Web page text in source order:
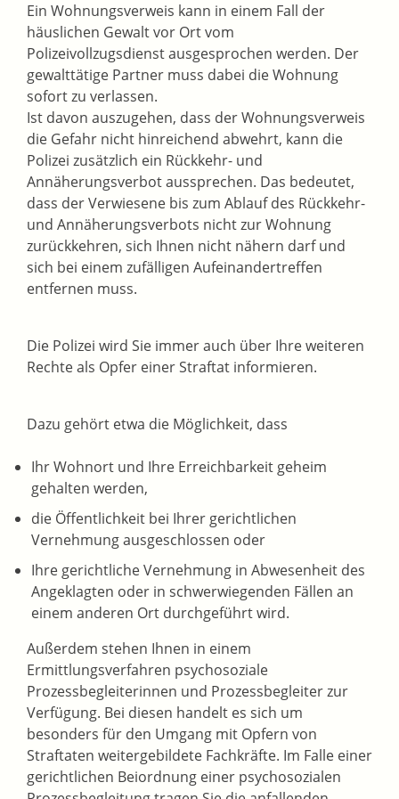
Ein Wohnungsverweis kann in einem Fall der
häuslichen Gewalt vor Ort vom
Polizeivollzugsdienst ausgesprochen werden. Der
gewalttätige Partner muss dabei die Wohnung
sofort zu verlassen.
Ist davon auszugehen, dass der Wohnungsverweis
die Gefahr nicht hinreichend abwehrt, kann die
Polizei zusätzlich ein Rückkehr- und
Annäherungsverbot aussprechen. Das bedeutet,
dass der Verwiesene bis zum Ablauf des Rückkehr-
und Annäherungsverbots nicht zur Wohnung
zurückkehren, sich Ihnen nicht nähern darf und
sich bei einem zufälligen Aufeinandertreffen
entfernen muss.
Die Polizei wird Sie immer auch über Ihre weiteren
Rechte als Opfer einer Straftat informieren.
Dazu gehört etwa die Möglichkeit, dass
Ihr Wohnort und Ihre Erreichbarkeit geheim
gehalten werden,
die Öffentlichkeit bei Ihrer gerichtlichen
Vernehmung ausgeschlossen oder
Ihre gerichtliche Vernehmung in Abwesenheit des
Angeklagten oder in schwerwiegenden Fällen an
einem anderen Ort durchgeführt wird.
Außerdem stehen Ihnen in einem
Ermittlungsverfahren psychosoziale
Prozessbegleiterinnen und Prozessbegleiter zur
Verfügung. Bei diesen handelt es sich um
besonders für den Umgang mit Opfern von
Straftaten weitergebildete Fachkräfte. Im Falle einer
gerichtlichen Beiordnung einer psychosozialen